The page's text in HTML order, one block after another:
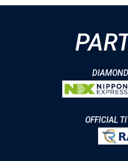
OFFICIAL